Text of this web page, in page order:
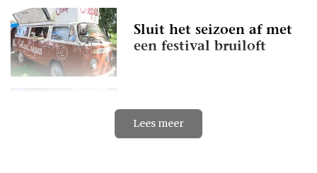
Sluit het seizoen af met
een festival bruiloft
6x foodtrucks op je
bruiloft
Lees meer